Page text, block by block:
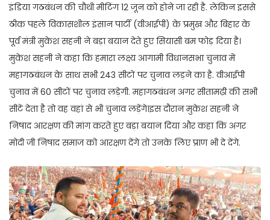
इंडिया गठबंधन की चौथी मीटिंग 12 जून को होने जा रही है. लेकिन इससे
ठीक पहले विकासशील इंसान पार्टी (वीआईपी) के प्रमुख और बिहार के
पूर्व मंत्री मुकेश सहनी ने बड़ा बयान देते हुए सियासी बम फोड़ दिया है।
मुकेश सहनी ने कहा कि हमारा लक्ष्य आगामी विधानसभा चुनाव में
महागठबंधन के साथ सभी 243 सीटों पर चुनाव लड़ने का है. वीआईपी
चुनाव में 60 सीटों पर चुनाव लड़ेगी. महागठबंधन अगर सीतामढ़ी की सभी
सीटें देता है तो वह वहां से भी चुनाव लड़ेंगे।इस दौरान मुकेश सहनी ने
निषाद आरक्षण की मांग करते हुए बड़ा बयान दिया और कहा कि अगर
मोदी जी निषाद समाज को आरक्षण देंगे तो उनके लिए प्राण भी दे देंगे.